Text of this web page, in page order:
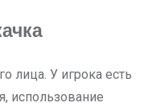
лица. У игрока есть
использование